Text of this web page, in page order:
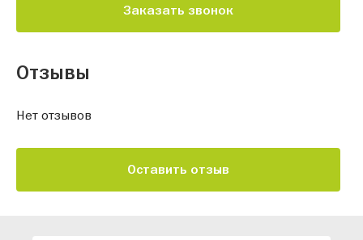
Заказать звонок
Отзывы
Нет отзывов
Оставить отзыв